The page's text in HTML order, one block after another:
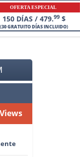
OFERTA ESPECIAL
150 DÍAS / 479.99$
(30 GRATUITO DÍAS INCLUIDO)